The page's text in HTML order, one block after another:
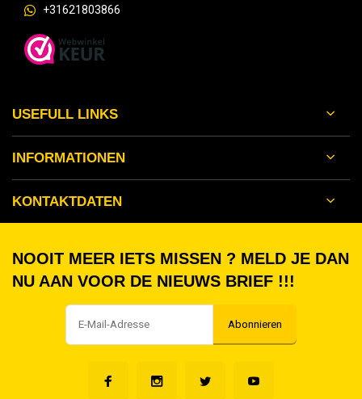
+31621803866
USEFULL LINKS
INFORMATIONEN
KONTAKTDATEN
NOOIT MEER IETS MISSEN ? MELD JE DAN
NU AAN VOOR DE NIEUWS BRIEF !!!
Abonnieren